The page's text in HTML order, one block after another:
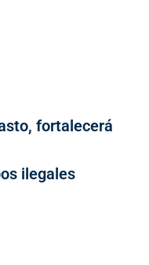
fortalecerá
ilegales